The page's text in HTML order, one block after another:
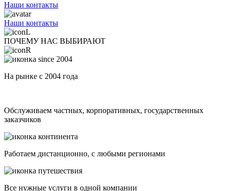
Наши контакты
Наши контакты
ПОЧЕМУ НАС ВЫБИРАЮТ
На рынке с 2004 года
Обслуживаем частных, корпоративных, государственных
заказчиков
Работаем дистанционно, с любыми регионами
Все нужные услуги в одной компании